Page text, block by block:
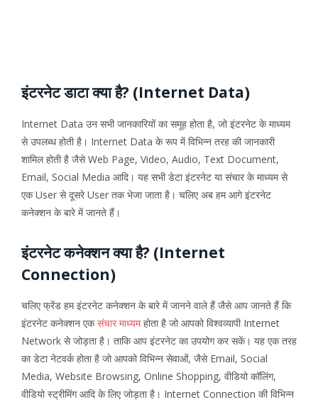
इंटरनेट डाटा क्या है? (Internet Data)
Internet Data उन सभी जानकारियों का समूह होता है, जो इंटरनेट के माध्यम
से उपलब्ध होती है। Internet Data के रूप में विभिन्न तरह की जानकारी
शामिल होती है जैसे Web Page, Video, Audio, Text Document,
Email, Social Media आदि। यह सभी डेटा इंटरनेट या संचार के माध्यम से
एक User से दूसरे User तक भेजा जाता है। चलिए अब हम आगे इंटरनेट
कनेक्शन के बारे में जानते हैं।
इंटरनेट कनेक्शन क्या है? (Internet
Connection)
चलिए फ्रेंड हम इंटरनेट कनेक्शन के बारे में जानने वाले हैं जैसे आप जानते हैं कि
इंटरनेट कनेक्शन एकसंचार माध्यमहोता है जो आपको विश्वव्यापी Internet
Network से जोड़ता है। ताकि आप इंटरनेट का उपयोग कर सकें। यह एक तरह
का डेटा नेटवर्क होता है जो आपको विभिन्न सेवाओं, जैसे Email, Social
Media, Website Browsing, Online Shopping, वीडियो कॉलिंग,
वीडियो स्ट्रीमिंग आदि के लिए जोड़ता है। Internet Connection की विभिन्न